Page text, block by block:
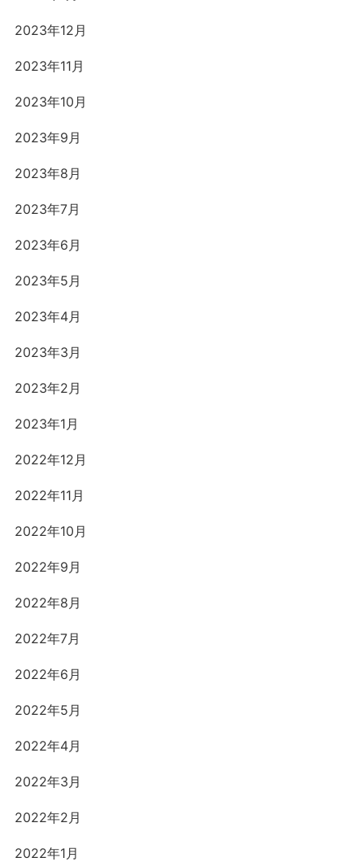
2023年12月
2023年11月
2023年10月
2023年9月
2023年8月
2023年7月
2023年6月
2023年5月
2023年4月
2023年3月
2023年2月
2023年1月
2022年12月
2022年11月
2022年10月
2022年9月
2022年8月
2022年7月
2022年6月
2022年5月
2022年4月
2022年3月
2022年2月
2022年1月